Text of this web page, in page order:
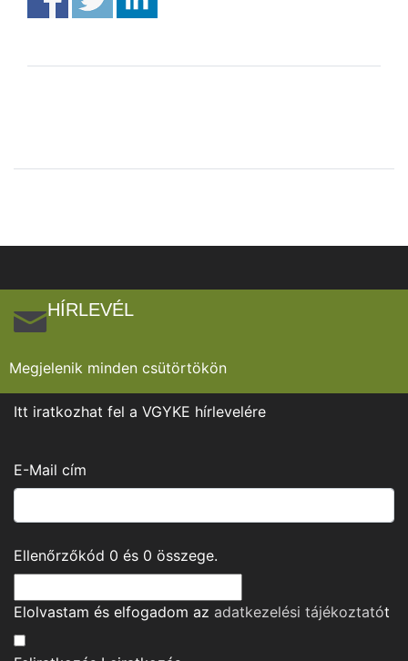
HÍRLEVÉL
Megjelenik minden csütörtökön
Itt iratkozhat fel a VGYKE hírlevelére
E-Mail cím
Ellenőrzőkód 0 és 0 összege.
Elolvastam és elfogadom az adatkezelési tájékoztatót